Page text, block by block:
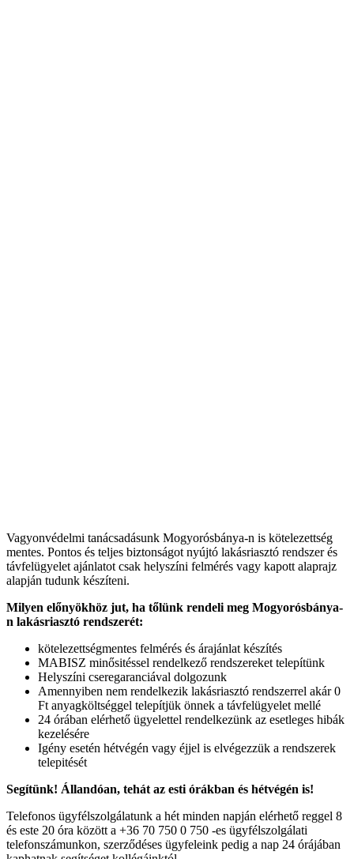
Vagyonvédelmi tanácsadásunk Mogyorósbánya-n is kötelezettség
mentes. Pontos és teljes biztonságot nyújtó lakásriasztó rendszer és
távfelügyelet ajánlatot csak helyszíni felmérés vagy kapott alaprajz
alapján tudunk készíteni.
Milyen előnyökhöz jut, ha tőlünk rendeli meg Mogyorósbánya-
n lakásriasztó rendszerét:
kötelezettségmentes felmérés és árajánlat készítés
MABISZ minősitéssel rendelkező rendszereket telepítünk
Helyszíni cseregaranciával dolgozunk
Amennyiben nem rendelkezik lakásriasztó rendszerrel akár 0
Ft anyagköltséggel telepítjük önnek a távfelügyelet mellé
24 órában elérhető ügyelettel rendelkezünk az esetleges hibák
kezelésére
Igény esetén hétvégén vagy éjjel is elvégezzük a rendszerek
telepitését
Segítünk! Állandóan, tehát az esti órákban és hétvégén is!
Telefonos ügyfélszolgálatunk a hét minden napján elérhető reggel 8
és este 20 óra között a +36 70 750 0 750 -es ügyfélszolgálati
telefonszámunkon, szerződéses ügyfeleink pedig a nap 24 órájában